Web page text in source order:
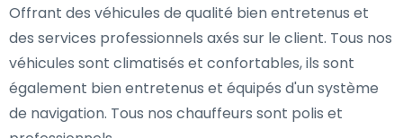
Offrant des véhicules de qualité bien entretenus et
des services professionnels axés sur le client. Tous nos
véhicules sont climatisés et confortables, ils sont
également bien entretenus et équipés d'un système
de navigation. Tous nos chauffeurs sont polis et